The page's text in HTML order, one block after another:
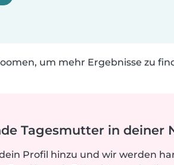
um mehr Ergebnisse zu
Tagesmutter in deiner
Profil hinzu und wir werden